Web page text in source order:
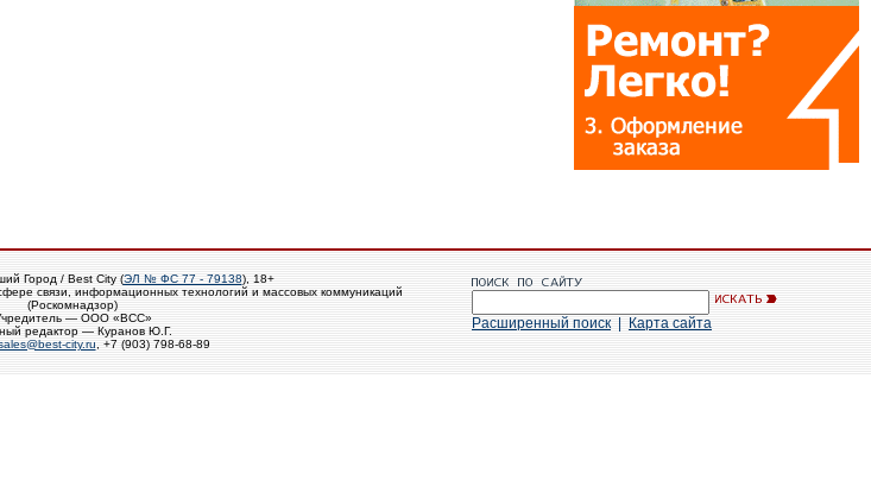
Город / Best City (ЭЛ № ФС 77 - 79138), 18+
связи, информационных технологий и массовых коммуникаций
(Роскомнадзор)
— ООО «ВСС»
редактор — Куранов Ю.Г.
city.ru , +7 (903) 798-68-89
Расширенный поиск Карта сайта